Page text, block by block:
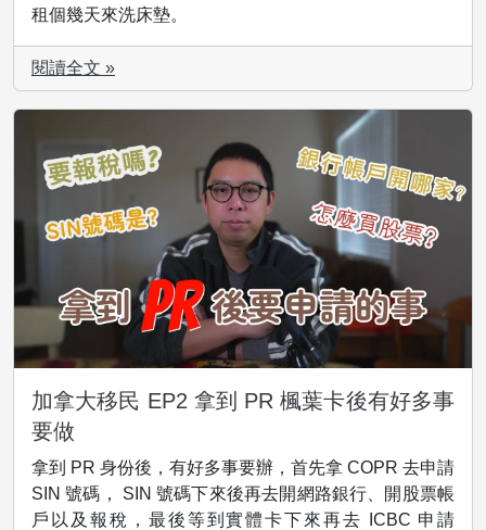
租個幾天來洗床墊。
閱讀全文 »
加拿大移民 EP2 拿到 PR 楓葉卡後有好多事
要做
拿到 PR 身份後，有好多事要辦，首先拿 COPR 去申請
SIN 號碼， SIN 號碼下來後再去開網路銀行、開股票帳
戶以及報稅，最後等到實體卡下來再去 ICBC 申請